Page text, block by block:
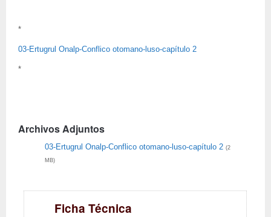
*
03-Ertugrul Onalp-Conflico otomano-luso-capítulo 2
*
Archivos Adjuntos
03-Ertugrul Onalp-Conflico otomano-luso-capítulo 2 (2
MB)
Ficha Técnica